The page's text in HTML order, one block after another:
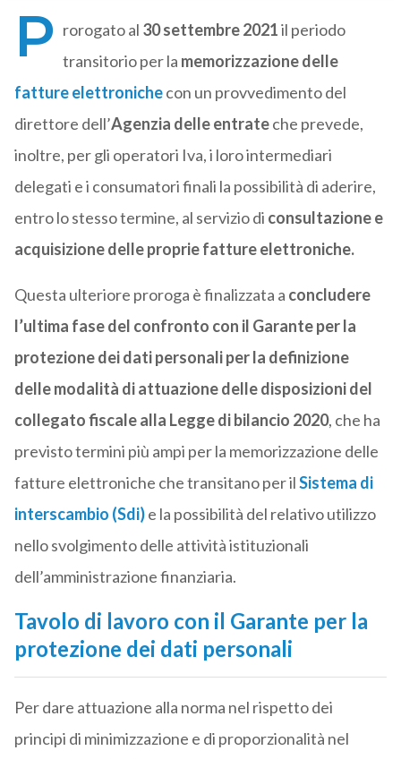
P rorogato al 30 settembre 2021il periodo
transitorio per la memorizzazione delle
fatture elettronichecon un provvedimento del
direttore dell’Agenzia delle entrateche prevede,
inoltre, per gli operatori Iva, i loro intermediari
delegati e i consumatori finali la possibilità di aderire,
entro lo stesso termine, al servizio di consultazione e
acquisizione delle proprie fatture elettroniche.
Questa ulteriore proroga è finalizzata a concludere
l’ultima fase del confronto con il Garante per la
protezione dei dati personali per la definizione
delle modalità di attuazione delle disposizioni del
collegato fiscale alla Legge di bilancio 2020, che ha
previsto termini più ampi per la memorizzazione delle
fatture elettroniche che transitano per ilSistema di
interscambio (Sdi)e la possibilità del relativo utilizzo
nello svolgimento delle attività istituzionali
dell’amministrazione finanziaria.
Tavolo di lavoro con il Garante per la
protezione dei dati personali
Per dare attuazione alla norma nel rispetto dei
principi di minimizzazione e di proporzionalità nel